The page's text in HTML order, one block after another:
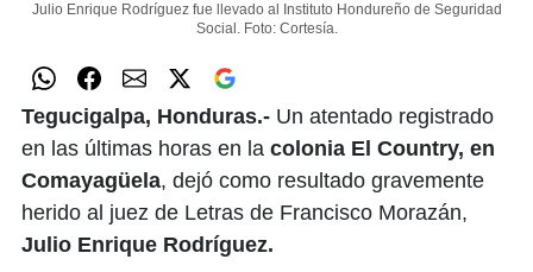
Julio Enrique Rodríguez fue llevado al Instituto Hondureño de Seguridad
Social. Foto: Cortesía.
Tegucigalpa, Honduras.- Un atentado registrado
en las últimas horas en la colonia El Country, en
Comayagüela, dejó como resultado gravemente
herido al juez de Letras de Francisco Morazán,
Julio Enrique Rodríguez.